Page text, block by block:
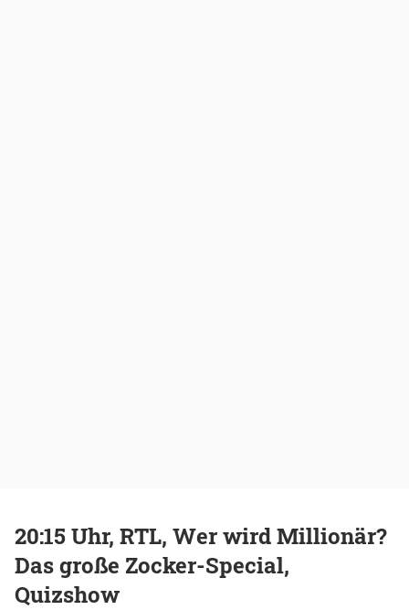
20:15 Uhr, RTL, Wer wird Millionär?
Das große Zocker-Special,
Quizshow